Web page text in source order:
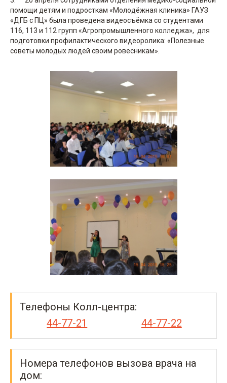
помощи детям и подросткам «Молодёжная клиника» ГАУЗ
«ДГБ с ПЦ» была проведена видеосъёмка со студентами
116, 113 и 112 групп «Агропромышленного колледжа», для
подготовки профилактического видеоролика: «Полезные
советы молодых людей своим ровесникам».
Телефоны Колл-центра:
44-77-21
44-77-22
Номера телефонов вызова врача на
дом: